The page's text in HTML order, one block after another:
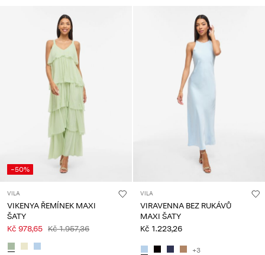
-50%
VILA
VIKENYA ŘEMÍNEK MAXI
ŠATY
Kč 978,65 Kč 1.957,36
VILA
VIRAVENNA BEZ RUKÁVŮ
MAXI ŠATY
Kč 1.223,26
+3